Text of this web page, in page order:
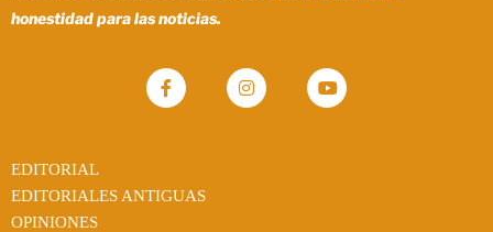
honestidad para las noticias.
EDITORIAL
EDITORIALES ANTIGUAS
OPINIONES